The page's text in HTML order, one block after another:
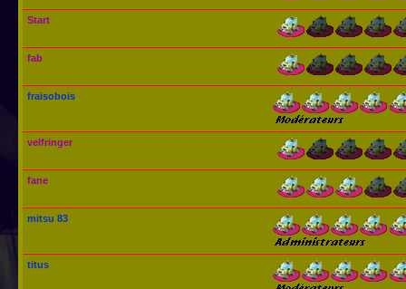
Start
fab
fraisobois
velfringer
fane
mitsu 83
titus